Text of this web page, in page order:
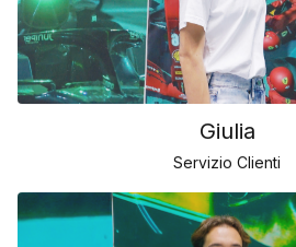
Giulia
Servizio Clienti